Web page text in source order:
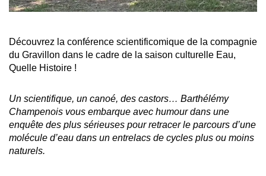
Découvrez la conférence scientificomique de la compagnie
du Gravillon dans le cadre de la saison culturelle Eau,
Quelle Histoire !
Un scientifique, un canoé, des castors… Barthélémy
Champenois vous embarque avec humour dans une
enquête des plus sérieuses pour retracer le parcours d’une
molécule d’eau dans un entrelacs de cycles plus ou moins
naturels.